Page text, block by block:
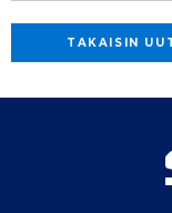
TAKAISIN